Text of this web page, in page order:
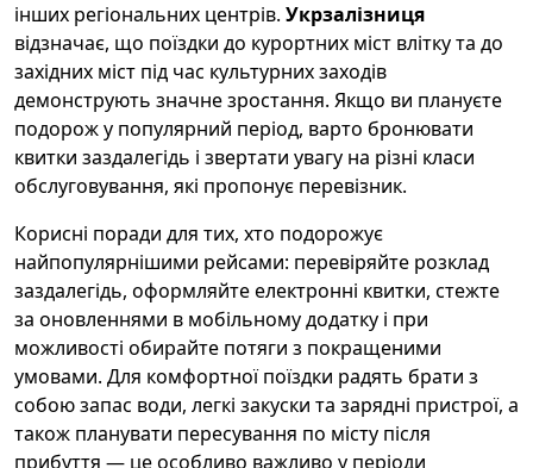
інших регіональних центрів. Укрзалізниця
відзначає, що поїздки до курортних міст влітку та до
західних міст під час культурних заходів
демонструють значне зростання. Якщо ви плануєте
подорож у популярний період, варто бронювати
квитки заздалегідь і звертати увагу на різні класи
обслуговування, які пропонує перевізник.
Корисні поради для тих, хто подорожує
найпопулярнішими рейсами: перевіряйте розклад
заздалегідь, оформляйте електронні квитки, стежте
за оновленнями в мобільному додатку і при
можливості обирайте потяги з покращеними
умовами. Для комфортної поїздки радять брати з
собою запас води, легкі закуски та зарядні пристрої, а
також планувати пересування по місту після
прибуття — це особливо важливо у періоди